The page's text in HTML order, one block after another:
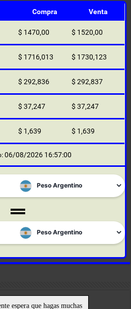
Compra Venta
$ 1470,00 $ 1520,00
$ 1716,013 $ 1730,123
$ 292,836 $ 292,837
$ 37,247 $ 37,247
$ 1,639 $ 1,639
06/08/2026 16:57:00